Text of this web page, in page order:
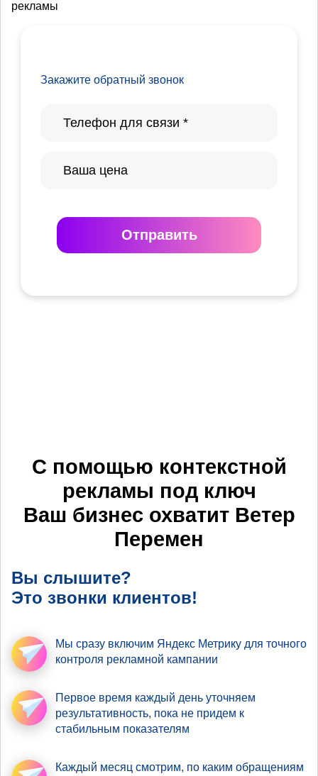
рекламы
Закажите обратный звонок
Отправить
С помощью контекстной
рекламы под ключ
Ваш бизнес охватит Ветер
Перемен
Вы слышите?
Это звонки клиентов!
Мы сразу включим Яндекс Метрику для точного
контроля рекламной кампании
Первое время каждый день уточняем
результативность, пока не придем к
стабильным показателям
Каждый месяц смотрим, по каким обращениям